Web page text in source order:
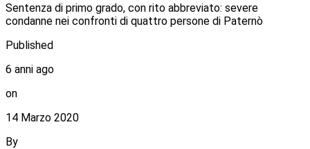
Sentenza di primo grado, con rito abbreviato: severe
condanne nei confronti di quattro persone di Paternò
Published
6 anni ago
on
14 Marzo 2020
By